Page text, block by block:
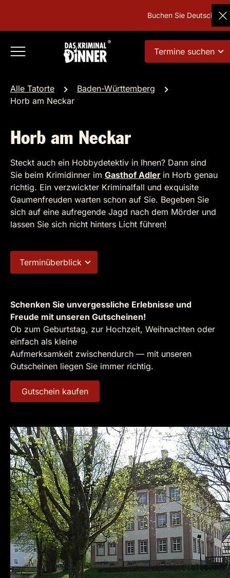
Buchen Sie Deutschlands
Termine suchen
Alle Tatorte
Baden-Württemberg
Horb am Neckar
Horb am Neckar
Steckt auch ein Hobbydetektiv in Ihnen? Dann sind
Sie beim Krimidinner im Gasthof Adler in Horb genau
richtig. Ein verzwickter Kriminalfall und exquisite
Gaumenfreuden warten schon auf Sie. Begeben Sie
sich auf eine aufregende Jagd nach dem Mörder und
lassen Sie sich nicht hinters Licht führen!
Terminüberblick
Schenken Sie unvergessliche Erlebnisse und
Freude mit unseren Gutscheinen!
Ob zum Geburtstag, zur Hochzeit, Weihnachten oder
einfach als kleine
Aufmerksamkeit zwischendurch — mit unseren
Gutscheinen liegen Sie immer richtig.
Gutschein kaufen